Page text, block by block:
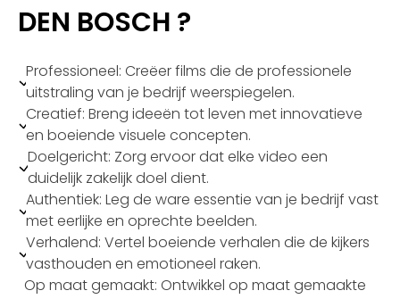
DEN BOSCH ?
Professioneel: Creëer films die de professionele
uitstraling van je bedrijf weerspiegelen.
Creatief: Breng ideeën tot leven met innovatieve
en boeiende visuele concepten.
Doelgericht: Zorg ervoor dat elke video een
duidelijk zakelijk doel dient.
Authentiek: Leg de ware essentie van je bedrijf vast
met eerlijke en oprechte beelden.
Verhalend: Vertel boeiende verhalen die de kijkers
vasthouden en emotioneel raken.
Op maat gemaakt: Ontwikkel op maat gemaakte